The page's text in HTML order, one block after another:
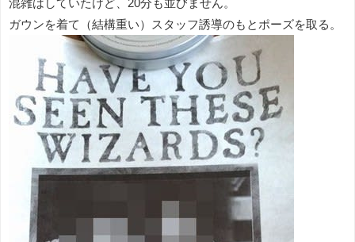
混雑はしていたけど、20分も並びません。
ガウンを着て（結構重い）スタッフ誘導のもとポーズを取る。